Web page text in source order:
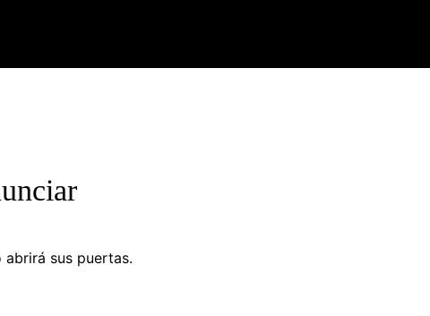
sus puertas.